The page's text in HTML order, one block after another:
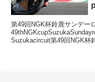
第49回NGK杯鈴鹿サンデー
Suzukacircuit第49回NGK杯